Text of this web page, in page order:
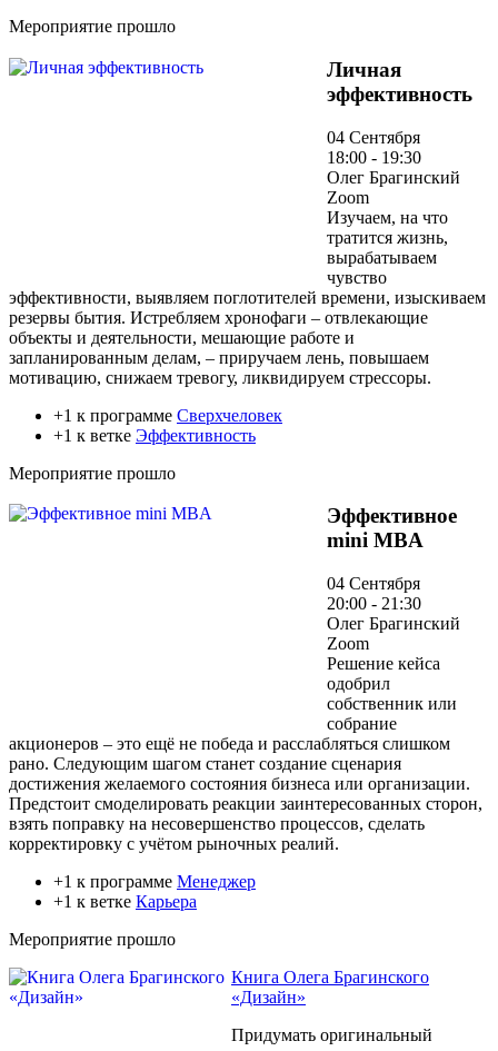
Мероприятие прошло
Личная
эффективность
04 Сентября
18:00 - 19:30
Олег Брагинский
Zoom
Изучаем, на что
тратится жизнь,
вырабатываем
чувство
эффективности, выявляем поглотителей времени, изыскиваем
резервы бытия. Истребляем хронофаги – отвлекающие
объекты и деятельности, мешающие работе и
запланированным делам, – приручаем лень, повышаем
мотивацию, снижаем тревогу, ликвидируем стрессоры.
+1 к программе Сверхчеловек
+1 к ветке Эффективность
Мероприятие прошло
Эффективное
mini MBA
04 Сентября
20:00 - 21:30
Олег Брагинский
Zoom
Решение кейса
одобрил
собственник или
собрание
акционеров – это ещё не победа и расслабляться слишком
рано. Следующим шагом станет создание сценария
достижения желаемого состояния бизнеса или организации.
Предстоит смоделировать реакции заинтересованных сторон,
взять поправку на несовершенство процессов, сделать
корректировку с учётом рыночных реалий.
+1 к программе Менеджер
+1 к ветке Карьера
Мероприятие прошло
Книга Олега Брагинского
«Дизайн»
Придумать оригинальный